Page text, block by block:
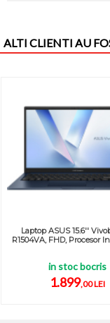
ALTI CLIENTI AU
Laptop ASUS 15.6''
R1504VA, FHD, Procesor
in stoc bocris
1.899,00 LEI